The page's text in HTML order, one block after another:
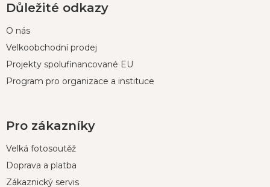
Důležité odkazy
O nás
Velkoobchodní prodej
Projekty spolufinancované EU
Program pro organizace a instituce
Pro zákazníky
Velká fotosoutěž
Doprava a platba
Zákaznický servis